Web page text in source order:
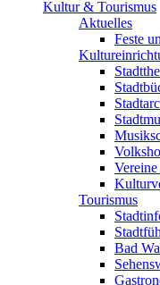
Kultur & Tourismus
Aktuelles
Feste
Tourismus
Bad